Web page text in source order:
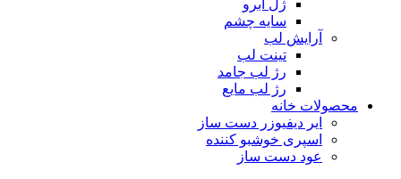
ژل ابرو
سایه چشم
آرایش لب
تینت لب
رژ لب جامد
رژ لب مایع
محصولات خانه
ایر دیفیوزر دست ساز
اسپری خوشبو کننده
عود دست ساز